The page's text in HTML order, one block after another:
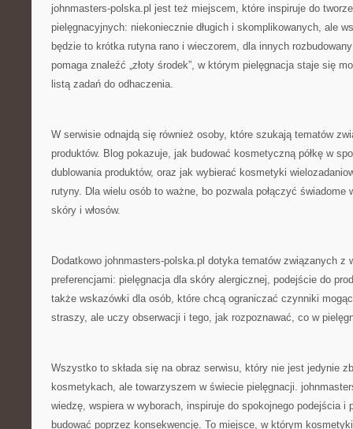
johnmasters-polska.pl jest też miejscem, które inspiruje do
pielęgnacyjnych: niekoniecznie długich i skomplikowanych, ale
będzie to krótka rutyna rano i wieczorem, dla innych
pomaga znaleźć „złoty środek”, w którym pielęgnacja staje się
listą zadań do odhaczenia.
W serwisie odnajdą się również osoby, które szukają tematów
produktów. Blog pokazuje, jak budować kosmetyczną półkę w
dublowania produktów, oraz jak wybierać kosmetyki
rutyny. Dla wielu osób to ważne, bo pozwala połączyć
skóry i włosów.
Dodatkowo johnmasters-polska.pl dotyka tematów związanych z
preferencjami: pielęgnacja dla skóry alergicznej, podejście do
także wskazówki dla osób, które chcą ograniczać czynniki
straszy, ale uczy obserwacji i tego, jak rozpoznawać, co w
Wszystko to składa się na obraz serwisu, który nie jest jedynie
kosmetykach, ale towarzyszem w świecie pielęgnacji.
wiedzę, wspiera w wyborach, inspiruje do spokojnego podejścia i
budować poprzez konsekwencję. To miejsce, w którym